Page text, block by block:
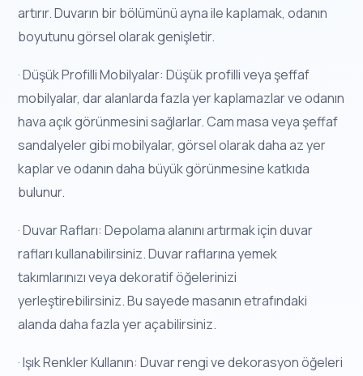
artırır. Duvarın bir bölümünü ayna ile kaplamak, odanın
boyutunu görsel olarak genişletir.
· Düşük Profilli Mobilyalar: Düşük profilli veya şeffaf
mobilyalar, dar alanlarda fazla yer kaplamazlar ve odanın
hava açık görünmesini sağlarlar. Cam masa veya şeffaf
sandalyeler gibi mobilyalar, görsel olarak daha az yer
kaplar ve odanın daha büyük görünmesine katkıda
bulunur.
· Duvar Rafları: Depolama alanını artırmak için duvar
rafları kullanabilirsiniz. Duvar raflarına yemek
takımlarınızı veya dekoratif öğelerinizi
yerleştirebilirsiniz. Bu sayede masanın etrafındaki
alanda daha fazla yer açabilirsiniz.
· Işık Renkler Kullanın: Duvar rengi ve dekorasyon öğeleri